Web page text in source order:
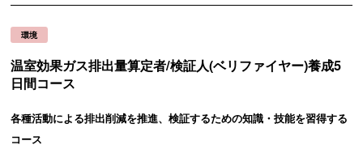
環境
温室効果ガス排出量算定者/検証人(ベリファイヤー)養成5
日間コース
各種活動による排出削減を推進、検証するための知識・技能を習得する
コース